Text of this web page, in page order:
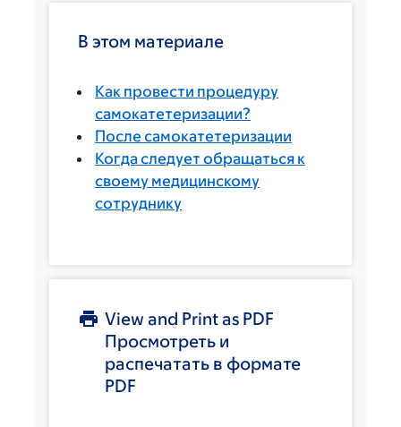
В этом материале
Как провести процедуру
самокатетеризации?
После самокатетеризации
Когда следует обращаться к
своему медицинскому
сотруднику
View and Print as PDF
Просмотреть и
распечатать в формате
PDF